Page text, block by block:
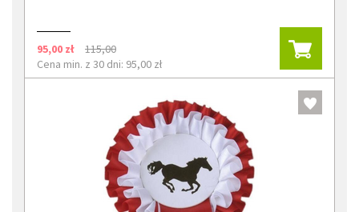
95,00 zł
115,00
Cena min. z 30 dni: 95,00 zł